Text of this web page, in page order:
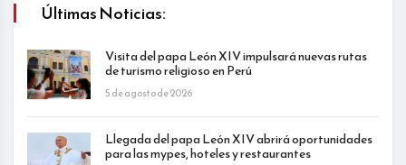
Últimas Noticias:
Visita del papa León XIV impulsará nuevas rutas
de turismo religioso en Perú
5 de agosto de 2026
Llegada del papa León XIV abrirá oportunidades
para las mypes, hoteles y restaurantes